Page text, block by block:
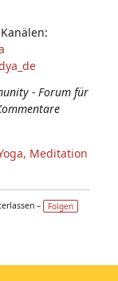
- Forum für
Meditation
– Folgen